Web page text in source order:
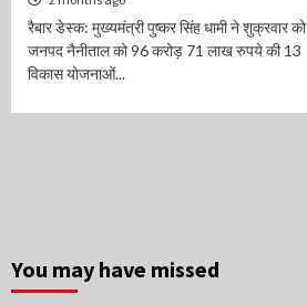
रैबार डेस्क: मुख्यमंत्री पुष्कर सिंह धामी ने शुक्रवार को
जनपद नैनीताल को 96 करोड़ 71 लाख रुपये की 13
विकास योजनाओं...
You may have missed